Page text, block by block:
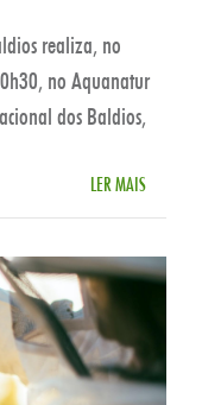
realiza, no
no Aquanatur
dos Baldios,
LER MAIS